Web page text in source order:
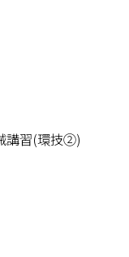
講習(環技②)